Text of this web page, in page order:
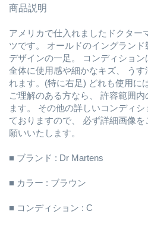
商品説明
アメリカで仕入れましたドクター
ツです。 オールドのイングラン
デザインの一足。 コンディショ
全体に使用感や細かなキズ、 う
れます。(特に右足) どれも使用に
ご理解のある方なら、 許容範囲
ます。 その他の詳しいコンディ
ておりますので、 必ず詳細画像
願いいたします。
■ ブランド : Dr Martens
■ カラー : ブラウン
■ コンディション : C